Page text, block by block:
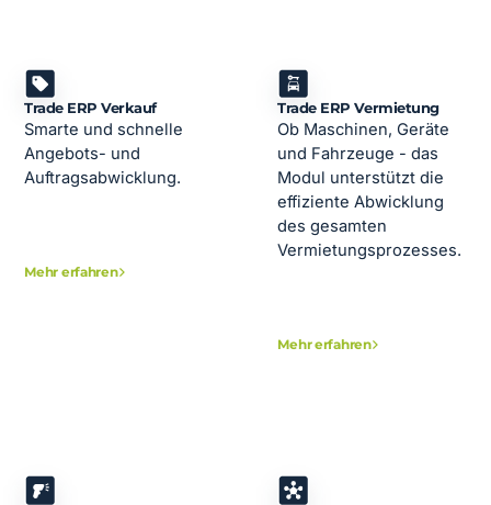
Trade ERP Verkauf
Smarte und schnelle
Angebots- und
Auftragsabwicklung.
Mehr erfahren
Trade ERP Vermietung
Ob Maschinen, Geräte
und Fahrzeuge - das
Modul unterstützt die
effiziente Abwicklung
des gesamten
Vermietungsprozesses.
Mehr erfahren